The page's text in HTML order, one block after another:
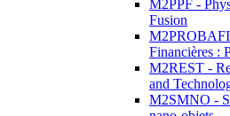
M2PPF -
Fusion
M2PROBAFI
Financières :
M2REST -
and
M2SMNO -